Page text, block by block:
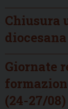
Chiusura
Giornate
(24-27/08)